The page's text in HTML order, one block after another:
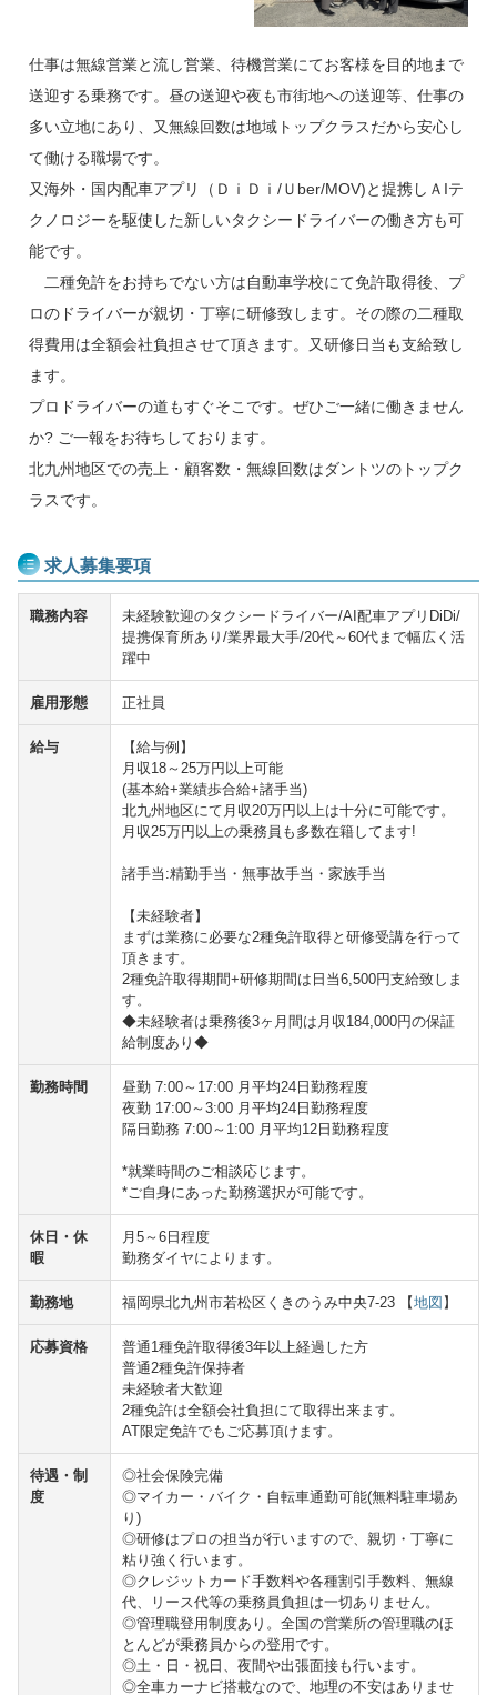
仕事は無線営業と流し営業、待機営業にてお客様を目的地まで
送迎する乗務です。昼の送迎や夜も市街地への送迎等、仕事の
多い立地にあり、又無線回数は地域トップクラスだから安心し
て働ける職場です。
又海外・国内配車アプリ（ＤｉＤｉ/Ｕber/MOV)と提携しＡIテ
クノロジーを駆使した新しいタクシードライバーの働き方も可
能です。
二種免許をお持ちでない方は自動車学校にて免許取得後、プ
ロのドライバーが親切・丁寧に研修致します。その際の二種取
得費用は全額会社負担させて頂きます。又研修日当も支給致し
ます。
プロドライバーの道もすぐそこです。ぜひご一緒に働きません
か? ご一報をお待ちしております。
北九州地区での売上・顧客数・無線回数はダントツのトップク
ラスです。
求人募集要項
職務内容
未経験歓迎のタクシードライバー/AI配車アプリDiDi/
提携保育所あり/業界最大手/20代～60代まで幅広く活
躍中
雇用形態 正社員
給与
【給与例】
月収18～25万円以上可能
(基本給+業績歩合給+諸手当)
北九州地区にて月収20万円以上は十分に可能です。
月収25万円以上の乗務員も多数在籍してます!
諸手当:精勤手当・無事故手当・家族手当
【未経験者】
まずは業務に必要な2種免許取得と研修受講を行って
頂きます。
2種免許取得期間+研修期間は日当6,500円支給致しま
す。
◆未経験者は乗務後3ヶ月間は月収184,000円の保証
給制度あり◆
勤務時間
昼勤 7:00～17:00 月平均24日勤務程度
夜勤 17:00～3:00 月平均24日勤務程度
隔日勤務 7:00～1:00 月平均12日勤務程度
*就業時間のご相談応じます。
*ご自身にあった勤務選択が可能です。
休日・休
暇
月5～6日程度
勤務ダイヤによります。
勤務地 福岡県北九州市若松区くきのうみ中央7-23 【地図】
応募資格
普通1種免許取得後3年以上経過した方
普通2種免許保持者
未経験者大歓迎
2種免許は全額会社負担にて取得出来ます。
AT限定免許でもご応募頂けます。
待遇・制
度
◎社会保険完備
◎マイカー・バイク・自転車通勤可能(無料駐車場あ
り)
◎研修はプロの担当が行いますので、親切・丁寧に
粘り強く行います。
◎クレジットカード手数料や各種割引手数料、無線
代、リース代等の乗務員負担は一切ありません。
◎管理職登用制度あり。全国の営業所の管理職のほ
とんどが乗務員からの登用です。
◎土・日・祝日、夜間や出張面接も行います。
◎全車カーナビ搭載なので、地理の不安はありませ